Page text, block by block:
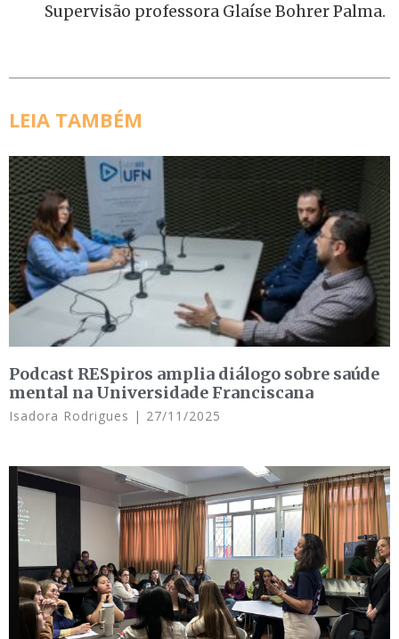
Supervisão professora Glaíse Bohrer Palma.
LEIA TAMBÉM
Podcast RESpiros amplia diálogo sobre saúde
mental na Universidade Franciscana
Isadora Rodrigues 27/11/2025